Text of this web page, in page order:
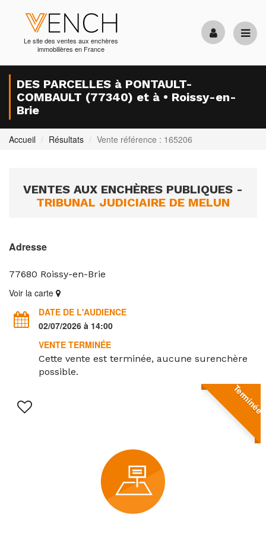
Le site des ventes aux enchères
immobilières en France
DES PARCELLES à PONTAULT-
COMBAULT (77340) et à • Roissy-en-
Brie
Accueil Résultats Vente référence : 165206
VENTES AUX ENCHÈRES PUBLIQUES -
TRIBUNAL JUDICIAIRE DE MELUN
Adresse
77680 Roissy-en-Brie
Voir la carte
DATE DE L'AUDIENCE
02/07/2026 à 14:00
VENTE TERMINÉE
Cette vente est terminée, aucune surenchère
possible.
Terminée